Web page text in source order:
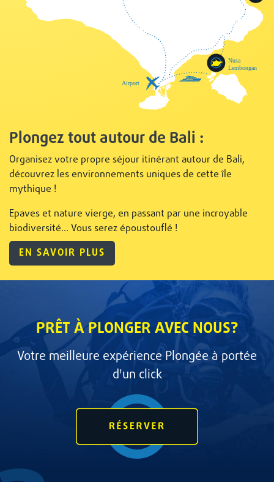
Plongez tout autour de Bali :
Organisez votre propre séjour itinérant autour de Bali,
découvrez les environnements uniques de cette île
mythique !
Epaves et nature vierge, en passant par une incroyable
biodiversité... Vous serez époustouflé !
EN SAVOIR PLUS
PRÊT À PLONGER AVEC NOUS?
Votre meilleure expérience Plongée à portée
d'un click